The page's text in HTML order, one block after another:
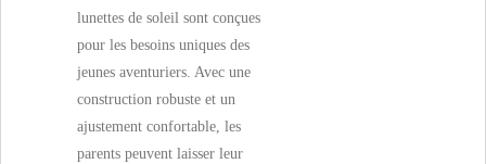
lunettes de soleil sont conçues
pour les besoins uniques des
jeunes aventuriers. Avec une
construction robuste et un
ajustement confortable, les
parents peuvent laisser leur